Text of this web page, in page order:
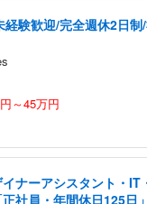
験歓迎/完全週休2日
～45万円
ナーアシスタント・IT
社員・年間休日125日